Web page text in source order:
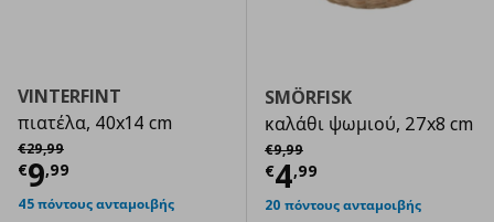
VINTERFINT
πιατέλα, 40x14 cm
€29,99
Αρχική τιμή
€9,99
Τρέχουσα τιμή € 9,99
45 πόντους ανταμοιβής
SMÖRFISK
καλάθι ψωμιού, 27x8 cm
€9,99
Αρχική τιμή
€4,99
Τρέχουσα
20 πόντους ανταμοιβής